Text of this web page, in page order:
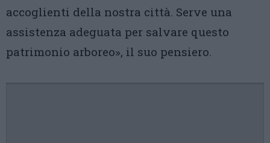
accoglienti della nostra città. Serve una
assistenza adeguata per salvare questo
patrimonio arboreo», il suo pensiero.